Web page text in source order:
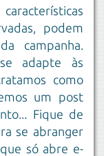
podem
campanha.
adapte às
como
um post
Fique de
se abranger
que só abre e-